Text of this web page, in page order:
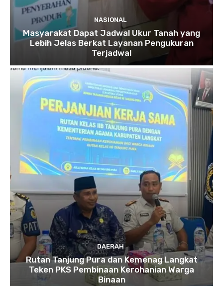
NASIONAL
Masyarakat Dapat Jadwal Ukur Tanah yang
Lebih Jelas Berkat Layanan Pengukuran
Terjadwal
DAERAH
Rutan Tanjung Pura dan Kemenag Langkat
Teken PKS Pembinaan Kerohanian Warga
Binaan